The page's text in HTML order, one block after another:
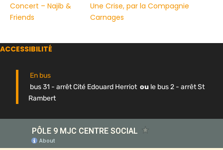
Concert – Najib &
Friends
Une Crise, par la Compagnie
Carnages
ACCESSIBILITÉ
En bus
bus 31 - arrêt Cité Edouard Herriot ou le bus 2 - arrêt St
Rambert